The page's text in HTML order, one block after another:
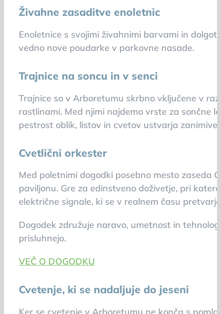
Živahne zasaditve enoletnic
Enoletnice s svojimi živahnimi barvami in
vedno nove poudarke v parkovne nasade.
Trajnice na soncu in v senci
Trajnice so v Arboretumu skrbno vključene v
rastlinami. Med njimi najdemo vrste za sončne
pestrost oblik, listov in cvetov ustvarja
Cvetlični orkester
Med poletnimi dogodki posebno mesto zaseda
paviljonu. Gre za edinstveno doživetje, pri
električne signale, ki se v realnem času
Dogodek združuje naravo, umetnost in
prisluhnejo.
VEČ O DOGODKU
Cvetenje, ki se nadaljuje do jeseni